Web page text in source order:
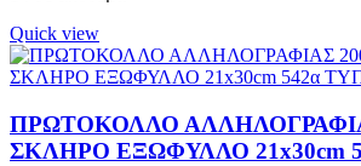
Quick view
ΠΡΩΤΟΚΟΛΛΟ
ΣΚΛΗΡΟ ΕΞΩΦΥΛΛΟ 21x30cm